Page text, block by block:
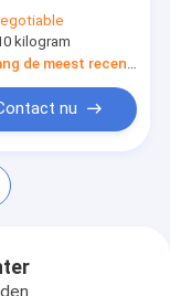
Poeder
kilogram
nu